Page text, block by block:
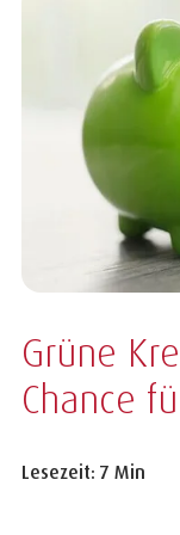
Grüne
Chance
Lesezeit: 7 Min